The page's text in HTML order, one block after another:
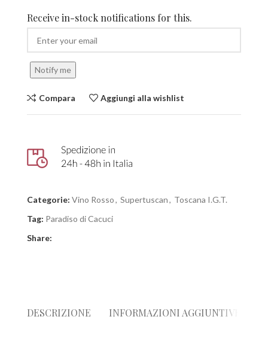
Receive in-stock notifications for this.
Notify me
Compara Aggiungi alla wishlist
Categorie: Vino Rosso, Supertuscan, Toscana I.G.T.
Tag: Paradiso di Cacuci
Share:
DESCRIZIONE INFORMAZIONI AGGIUNTIVE